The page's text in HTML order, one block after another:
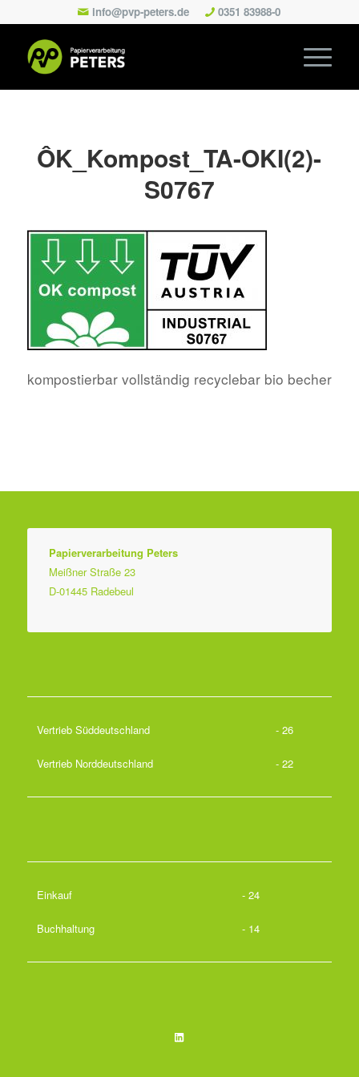
info@pvp-peters.de 0351 83988-0
ÔK_Kompost_TA-OKI(2)-
S0767
kompostierbar vollständig recyclebar bio becher
Papierverarbeitung Peters
Meißner Straße 23
D-01445 Radebeul
Vertrieb Süddeutschland - 26
Vertrieb Norddeutschland - 22
Einkauf - 24
Buchhaltung - 14
LinkedIn